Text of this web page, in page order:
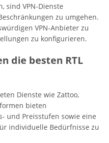
sind VPN-Dienste
zu umgehen.
VPN-Anbieter zu
zu konfigurieren.
die besten RTL
Dienste wie Zattoo,
bieten
und Preisstufen sowie eine
individuelle Bedürfnisse zu